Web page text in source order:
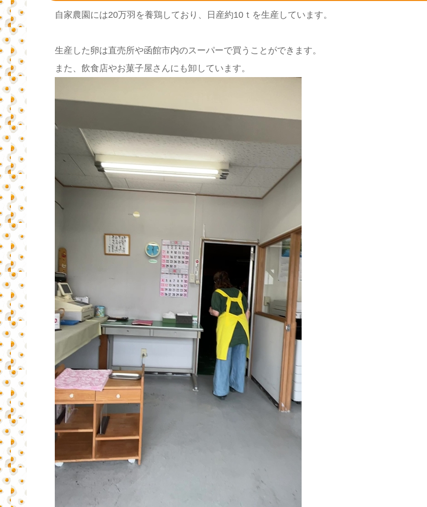
自家農園には20万羽を養鶏しており、日産約10ｔを生産しています。
生産した卵は直売所や函館市内のスーパーで買うことができます。
また、飲食店やお菓子屋さんにも卸しています。